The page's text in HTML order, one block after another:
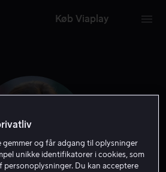
Køb Viaplay
gemmer og får adgang til oplysninger
unikke identifikatorer i cookies, som
personoplysninger. Du kan acceptere